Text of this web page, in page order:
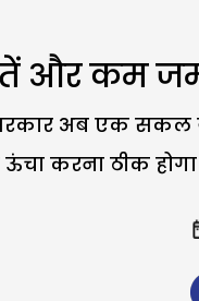
और कम
अब एक सकल
करना ठीक